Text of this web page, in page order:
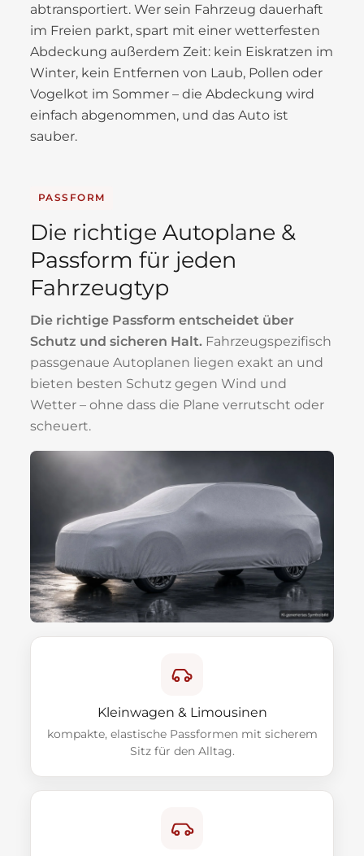
abtransportiert. Wer sein Fahrzeug dauerhaft
im Freien parkt, spart mit einer wetterfesten
Abdeckung außerdem Zeit: kein Eiskratzen im
Winter, kein Entfernen von Laub, Pollen oder
Vogelkot im Sommer – die Abdeckung wird
einfach abgenommen, und das Auto ist
sauber.
PASSFORM
Die richtige Autoplane &
Passform für jeden
Fahrzeugtyp
Die richtige Passform entscheidet über
Schutz und sicheren Halt. Fahrzeugspezifisch
passgenaue Autoplanen liegen exakt an und
bieten besten Schutz gegen Wind und
Wetter – ohne dass die Plane verrutscht oder
scheuert.
Kleinwagen & Limousinen
kompakte, elastische Passformen mit sicherem
Sitz für den Alltag.